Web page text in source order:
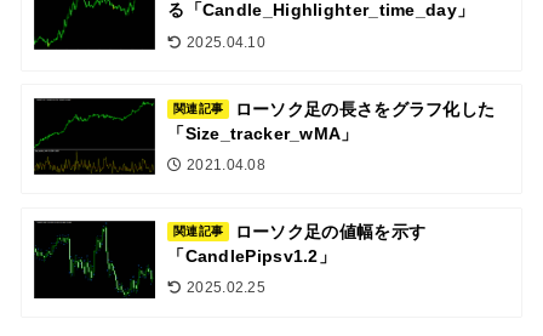
る「Candle_Highlighter_time_day」
2025.04.10
関連記事
ローソク足の長さをグラフ化した
「Size_tracker_wMA」
2021.04.08
関連記事
ローソク足の値幅を示す
「CandlePipsv1.2」
2025.02.25